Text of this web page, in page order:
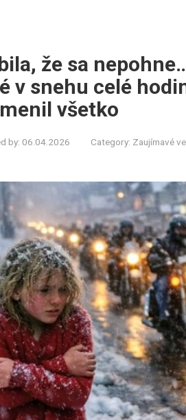
že sa
v snehu celé
všetko
by: 06.04.2026 Category: Zaujímavé